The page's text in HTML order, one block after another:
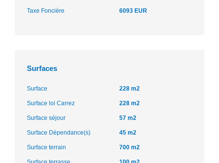
Taxe Foncière 6093 EUR
Surfaces
Surface 228 m2
Surface loi Carrez 228 m2
Surface séjour 57 m2
Surface Dépendance(s) 45 m2
Surface terrain 700 m2